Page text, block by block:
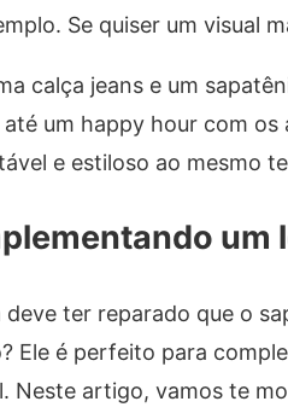
Se quiser um visual
calça jeans e um
até um happy hour com os
e estiloso ao mesmo
um
deve ter reparado que o
Ele é perfeito para
Neste artigo, vamos te